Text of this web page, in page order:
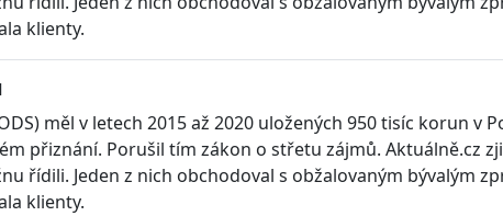
klienty.
měl v letech 2015 až 2020 uložených 950 tisíc korun v
přiznání. Porušil tím zákon o střetu zájmů. Aktuálně.cz
řídili. Jeden z nich obchodoval s obžalovaným bývalým
klienty.